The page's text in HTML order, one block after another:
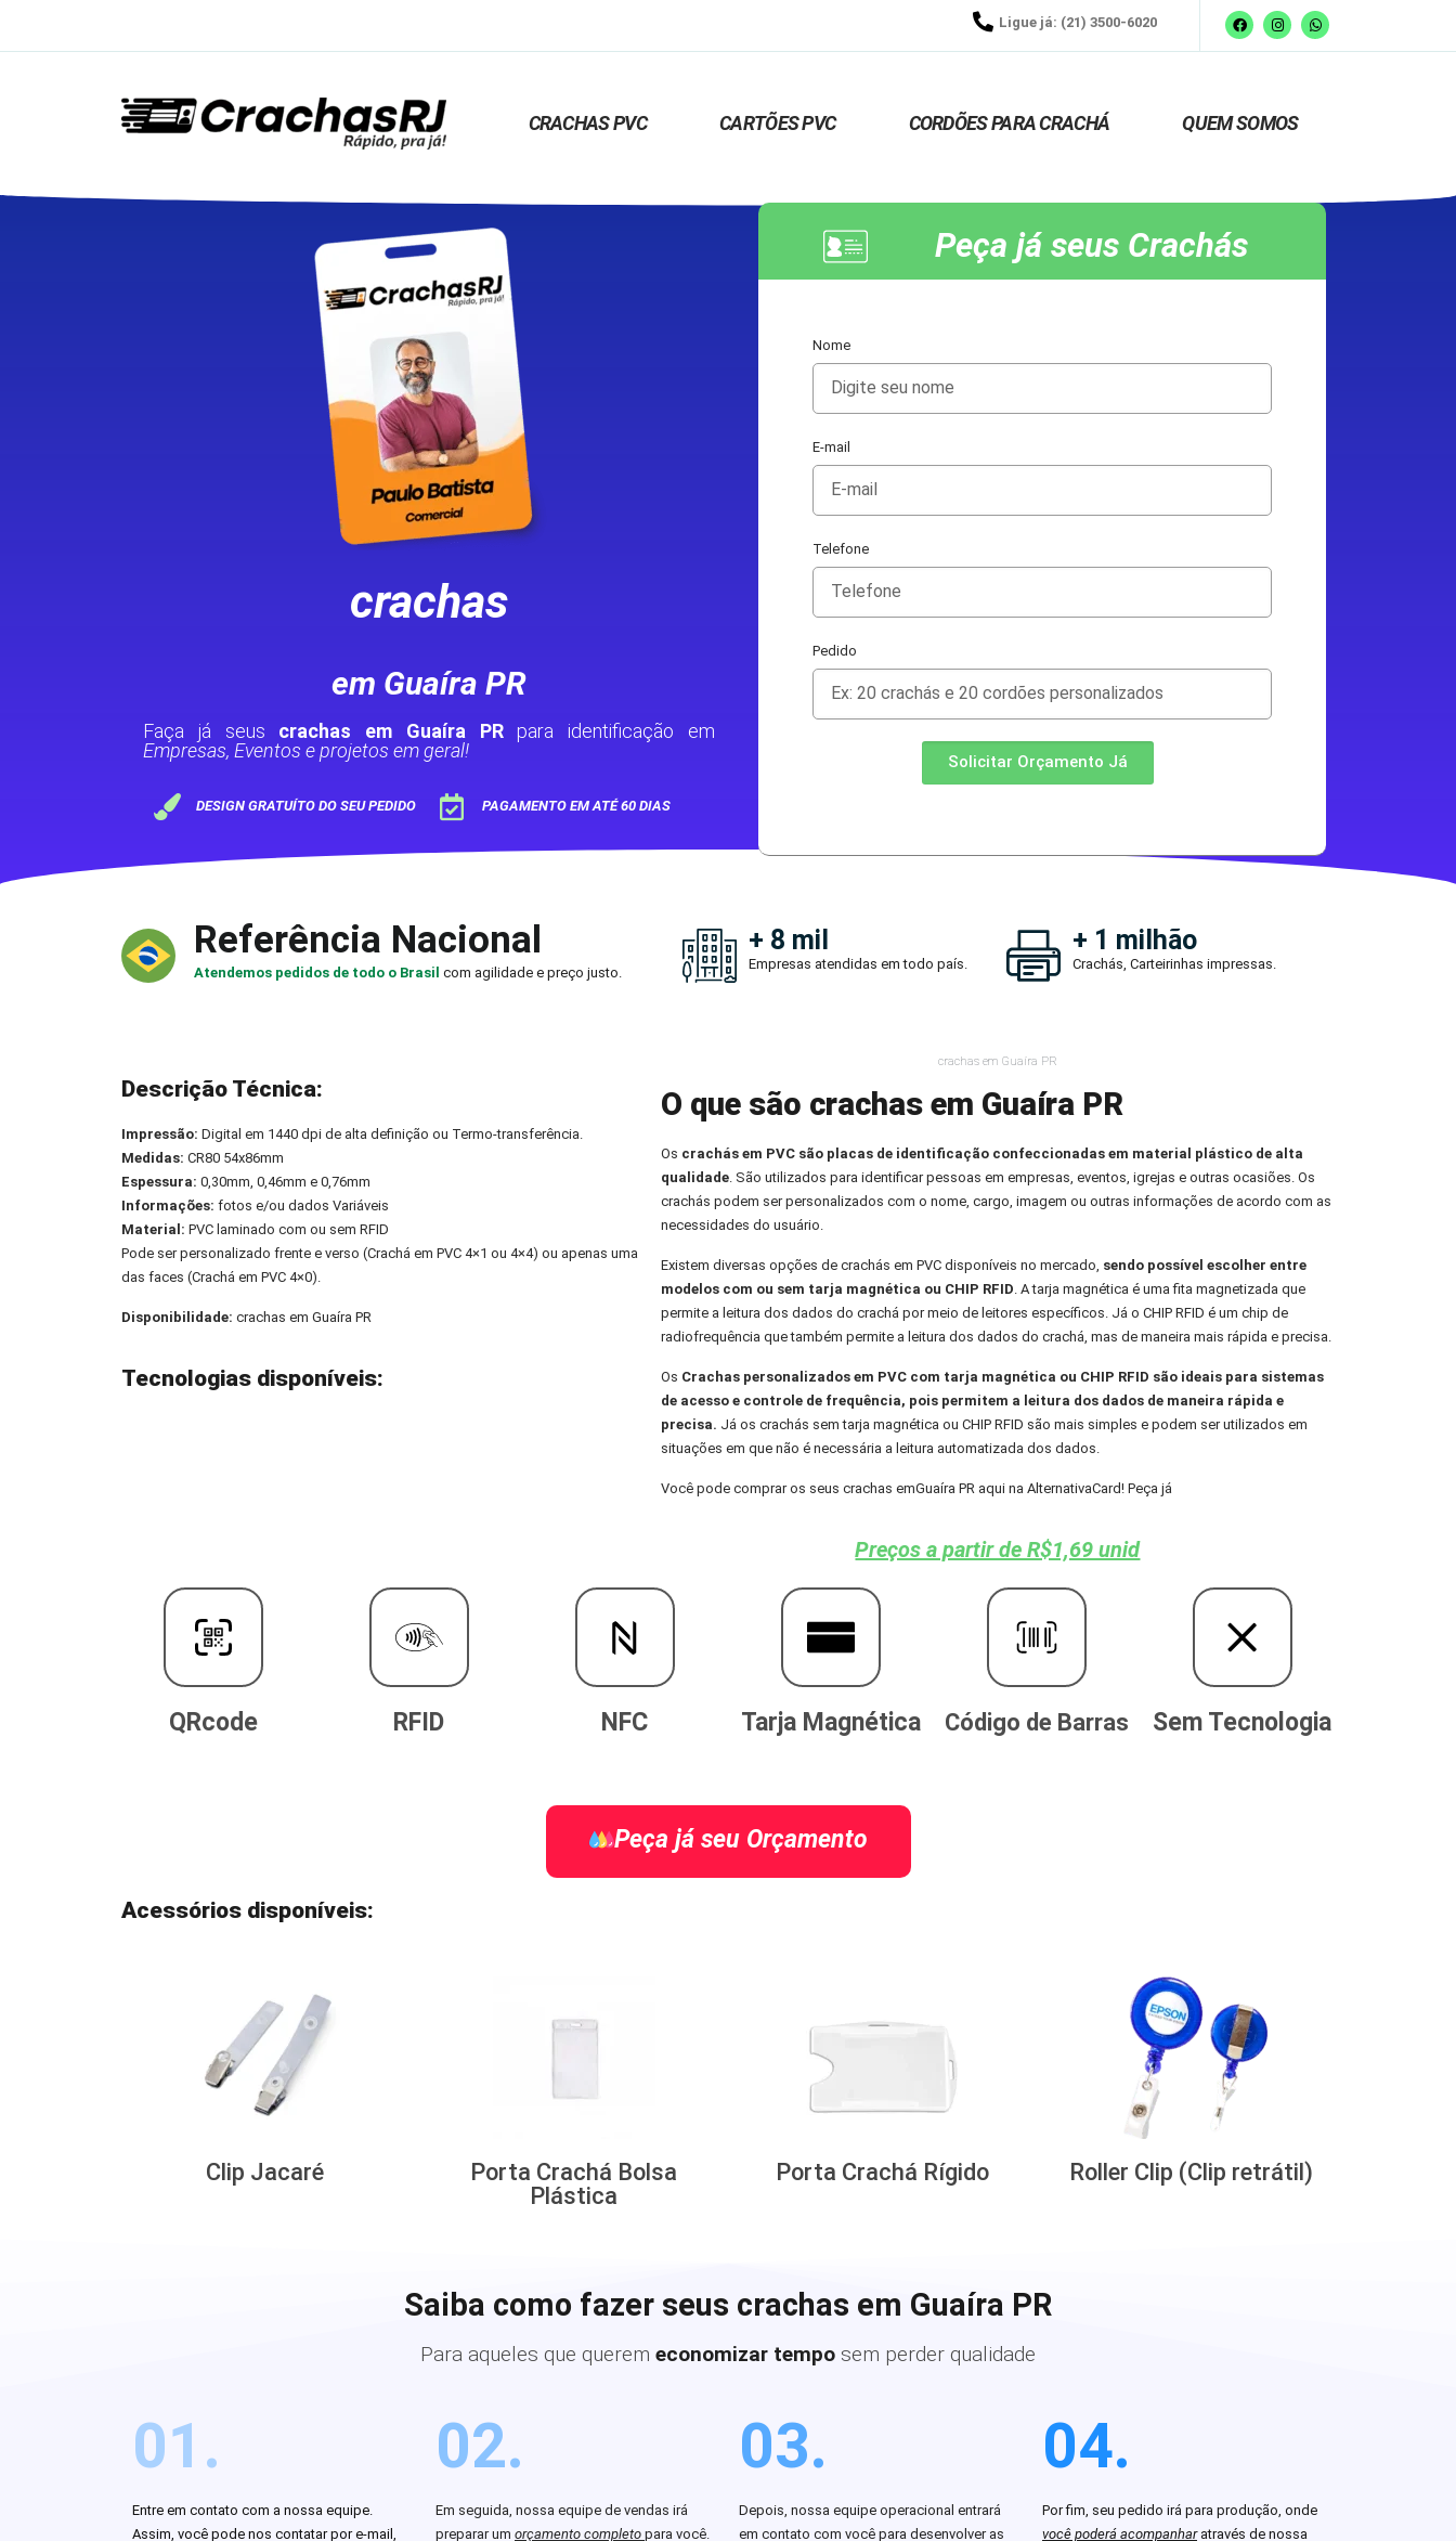
Ligue já: (21) 3500-6020
CRACHAS PVC CARTÕES PVC CORDÕES PARA CRACHÁ QUEM SOMOS
crachas
em Guaíra PR
Faça já seus crachas em Guaíra PRpara identificação em
Empresas, Eventos e projetos em geral!
DESIGN GRATUÍTO DO SEU PEDIDO PAGAMENTO EM ATÉ 60 DIAS
Peça já seus Crachás
Nome
E-mail
Telefone
Pedido
Solicitar Orçamento Já
Referência Nacional
Atendemos pedidos de todo o Brasil com agilidade e preço justo.
+ 8 mil
Empresas atendidas em todo país.
+ 1 milhão
Crachás, Carteirinhas impressas.
Descrição Técnica:
Impressão: Digital em 1440 dpi de alta definição ou Termo-transferência.
Medidas: CR80 54x86mm
Espessura: 0,30mm, 0,46mm e 0,76mm
Informações: fotos e/ou dados Variáveis
Material: PVC laminado com ou sem RFID
Pode ser personalizado frente e verso (Crachá em PVC 4×1 ou 4×4) ou apenas uma
das faces (Crachá em PVC 4×0).
Disponibilidade: crachas em Guaíra PR
Tecnologias disponíveis:
crachas em Guaíra PR
O que são crachas em Guaíra PR
Os crachás em PVC são placas de identificação confeccionadas em material plástico de alta
qualidade. São utilizados para identificar pessoas em empresas, eventos, igrejas e outras ocasiões. Os
crachás podem ser personalizados com o nome, cargo, imagem ou outras informações de acordo com as
necessidades do usuário.
Existem diversas opções de crachás em PVC disponíveis no mercado, sendo possível escolher entre
modelos com ou sem tarja magnética ou CHIP RFID . A tarja magnética é uma fita magnetizada que
permite a leitura dos dados do crachá por meio de leitores específicos. Já o CHIP RFID é um chip de
radiofrequência que também permite a leitura dos dados do crachá, mas de maneira mais rápida e precisa.
Os Crachas personalizadosem PVC com tarja magnética ou CHIP RFID são ideais para sistemas
de acesso e controle de frequência, pois permitem a leitura dos dados de maneira rápida e
precisa. Já os crachás sem tarja magnética ou CHIP RFID são mais simples e podem ser utilizados em
situações em que não é necessária a leitura automatizada dos dados.
Você pode comprar os seus crachas emGuaíra PR aqui na AlternativaCard! Peça já
Preços a partir de R$1,69 unid
QRcode RFID NFC Tarja Magnética Código de Barras Sem Tecnologia
Peça já seu Orçamento
Acessórios disponíveis:
Clip Jacaré
Porta Crachá Bolsa
Plástica
Porta Crachá Rígido Roller Clip (Clip retrátil)
Saiba como fazer seus crachas em Guaíra PR
Para aqueles que querem economizar tempo sem perder qualidade
01.
Entre em contato com a nossa equipe.
Assim, você pode nos contatar por e-mail,
02.
Em seguida, nossa equipe de vendas irá
preparar um orçamento completo para você.
03.
Depois, nossa equipe operacional entrará
em contato com você para desenvolver as
04.
Por fim, seu pedido irá para produção, onde
você poderá acompanharatravés de nossa